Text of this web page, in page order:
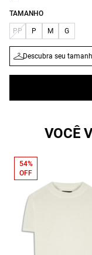
TAMANHO
PP P M G
Descubra seu
VOCÊ
54%
OFF